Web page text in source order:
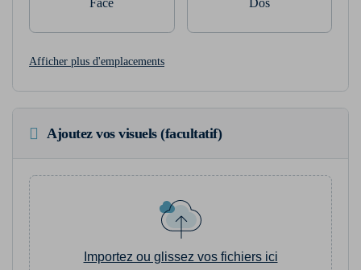
Afficher plus d'emplacements
Ajoutez vos visuels (facultatif)
Importez ou glissez vos fichiers ici